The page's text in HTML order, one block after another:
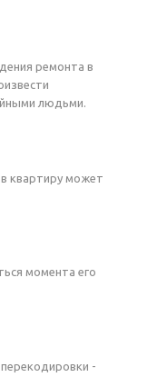
ремонта в
людьми.
квартиру может
момента его
-